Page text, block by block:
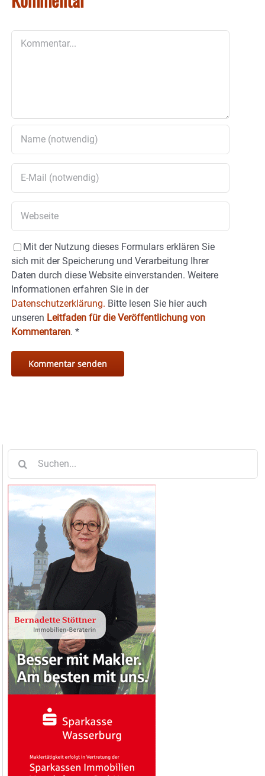
Mit der Nutzung dieses Formulars erklären Sie
sich mit der Speicherung und Verarbeitung Ihrer
Daten durch diese Website einverstanden. Weitere
Informationen erfahren Sie in der
Datenschutzerklärung. Bitte lesen Sie hier auch
unseren Leitfaden für die Veröffentlichung von
Kommentaren. *
nach: